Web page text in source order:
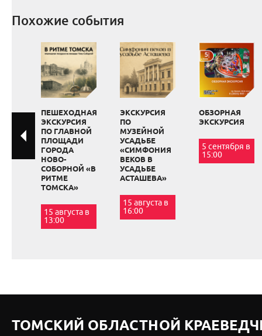
Похожие события
ПЕШЕХОДНАЯ
ЭКСКУРСИЯ
ПО ГЛАВНОЙ
ПЛОЩАДИ
ГОРОДА
НОВО-
СОБОРНОЙ «В
РИТМЕ
ТОМСКА»
15 августа в
13:00
ЭКСКУРСИЯ
ПО
МУЗЕЙНОЙ
УСАДЬБЕ
«СИМФОНИЯ
ВЕКОВ В
УСАДЬБЕ
АСТАШЕВА»
15 августа в
16:00
ОБЗОРНАЯ
ЭКСКУРСИЯ
5 сентября в
15:00
ТОМСКИЙ ОБЛАСТНОЙ